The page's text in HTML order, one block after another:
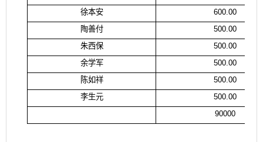
徐本安
600.00
陶善付
500.00
朱西保
500.00
余学军
500.00
陈如祥
500.00
李生元
500.00
90000